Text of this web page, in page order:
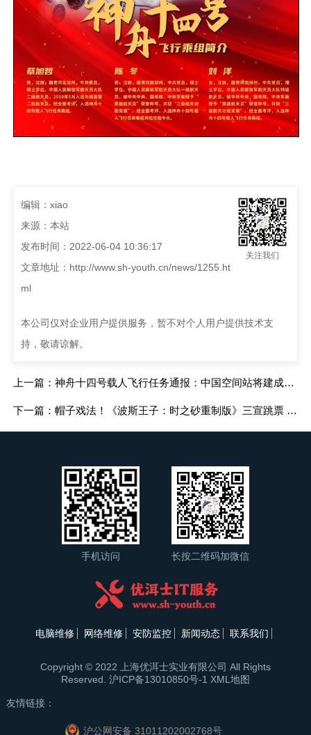
关注我们
编辑：xiao
来源：本站
发布时间：2022-06-04 10:36:17
文章地址： http://www.sh-youth.cn/news/1255.ht
ml
本公司仅对企业用户提供服务，暂不对个人用户提供技术支
持，敬请谅解。
上一篇：神舟十四号载人飞行任务通报：中国空间站将建成国家太空实验室
下一篇：帽子戏法！《波斯王子：时之砂重制版》三宣跳票 预购页面下架
手机访问 长按二维码加微信
电脑维修 网络维修 安防监控 新闻动态 联系我们
Copyright © 2022 上海优洱士实业有限公司 All Rights
Reserved. 沪ICP备13010850号-1 XML地图
友情链接：
沪公网安备 31011202002768号